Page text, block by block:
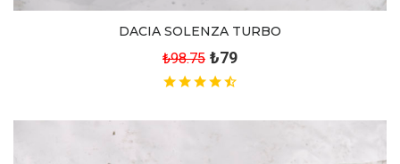
DACIA SOLENZA TURBO
₺98.75 ₺79